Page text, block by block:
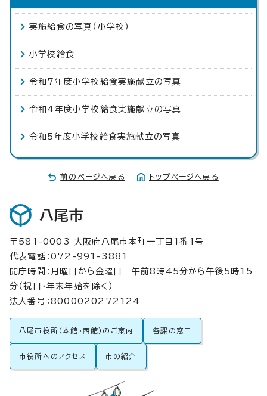
実施給食の写真（小学校）
小学校給食
令和7年度小学校給食実施献立の写真
令和4年度小学校給食実施献立の写真
令和5年度小学校給食実施献立の写真
前のページへ戻る トップページへ戻る
八尾市
〒581-0003 大阪府八尾市本町一丁目1番1号
代表電話：072-991-3881
開庁時間：月曜日から金曜日 午前8時45分から午後5時15
分（祝日・年末年始を除く）
法人番号：8000020272124
八尾市役所（本館・西館）のご案内 各課の窓口
市役所へのアクセス 市の紹介